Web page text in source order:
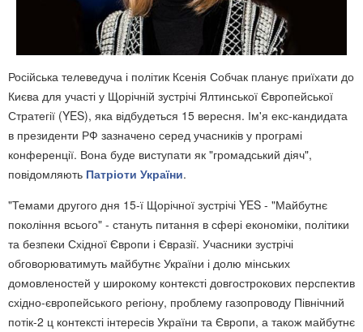
Російська телеведуча і політик Ксенія Собчак планує приїхати до
Києва для участі у Щорічній зустрічі Ялтинської Європейської
Стратегії (YES), яка відбудеться 15 вересня. Ім'я екс-кандидата
в президенти РФ зазначено серед учасників у програмі
конференції. Вона буде виступати як "громадський діяч",
повідомляють Патріоти України.
"Темами другого дня 15-ї Щорічної зустрічі YES - "Майбутнє
покоління всього" - стануть питання в сфері економіки, політики
та безпеки Східної Європи і Євразії. Учасники зустрічі
обговорюватимуть майбутнє України і долю мінських
домовленостей у широкому контексті довгострокових перспектив
східно-європейського регіону, проблему газопроводу Північний
потік-2 ц контексті інтересів України та Європи, а також майбутнє